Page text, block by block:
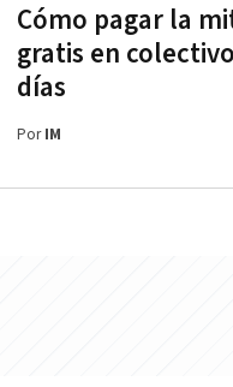
Cómo pagar la
gratis en
días
PorIM